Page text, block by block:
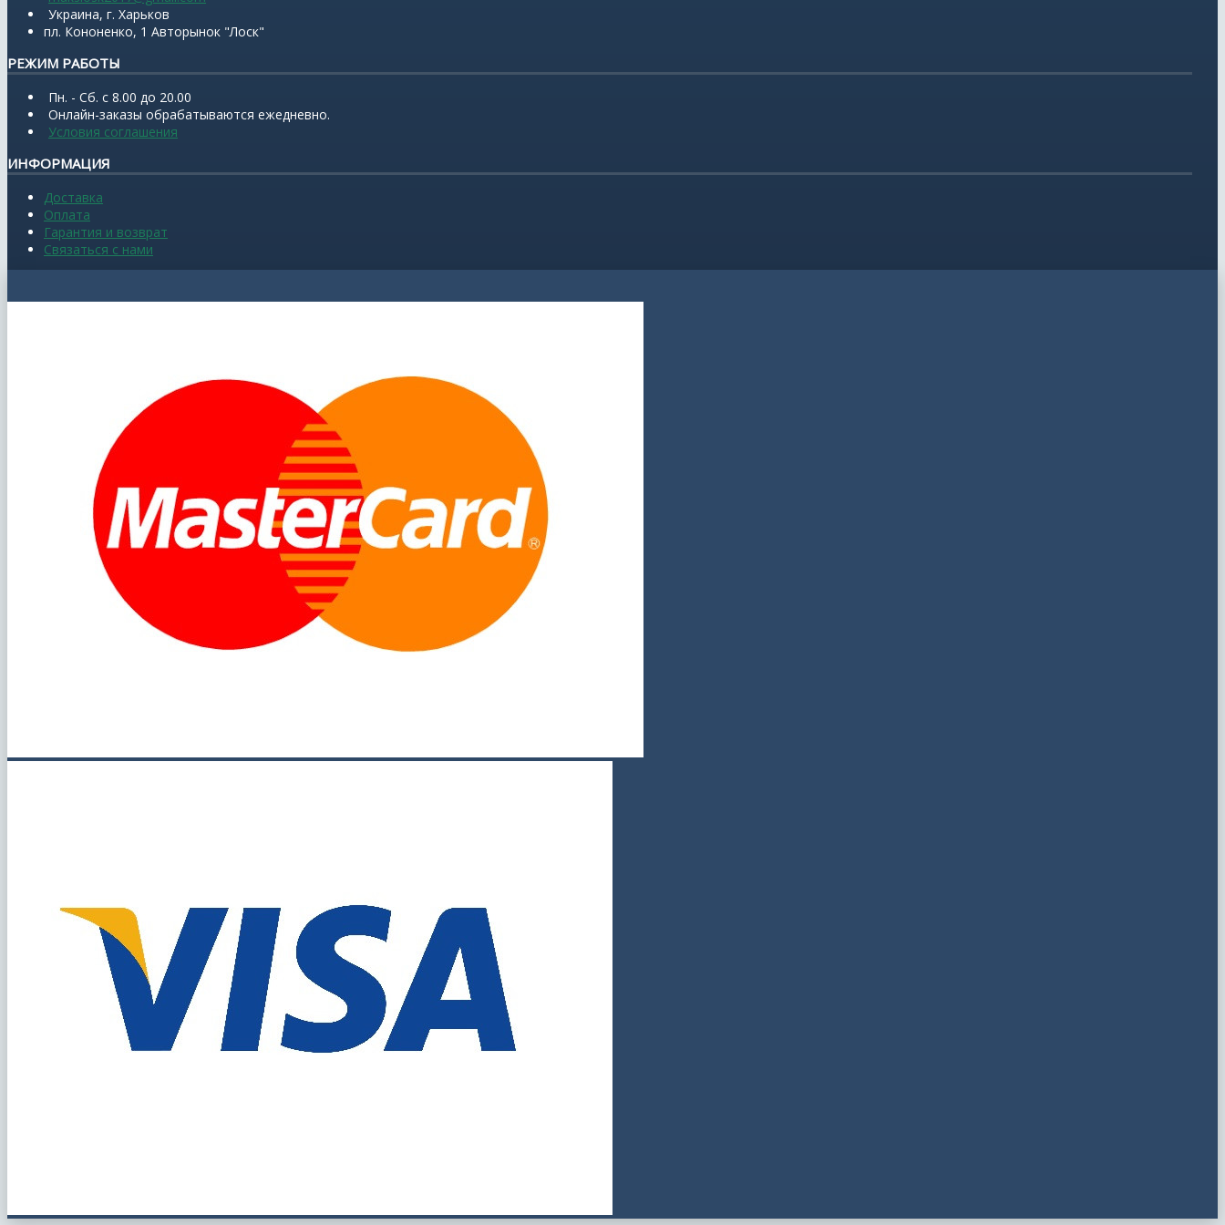
Украина, г. Харьков
пл. Кононенко, 1 Авторынок "Лоск"
РЕЖИМ РАБОТЫ
Пн. - Сб. с 8.00 до 20.00
Онлайн-заказы обрабатываются ежедневно.
Условия соглашения
ИНФОРМАЦИЯ
Доставка
Оплата
Гарантия и возврат
Связаться с нами